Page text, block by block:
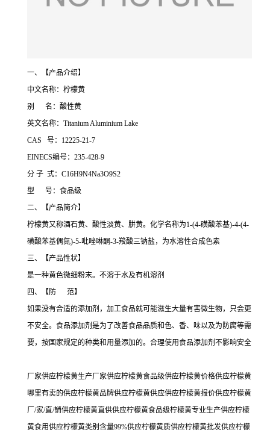
一、【产品介绍】
中文名称：柠檬黄
别 名：酸性黄
英文名称：Titanium Aluminium Lake
CAS 号：12225-21-7
EINECS编号：235-428-9
分 子 式：C16H9N4Na3O9S2
型 号：食品级
二、【产品简介】
柠檬黄又称酒石黄、酸性淡黄、肼黄。化学名称为1-(4-磺酸苯基)-4-(4-
磺酸苯基偶氮)-5-吡唑啉酮-3-羧酸三钠盐，为水溶性合成色素
三、【产品性状】
是一种黄色微细粉末。不溶于水及有机溶剂
四、【防 范】
如果没有合适的添加剂，加工食品就可能滋生大量有害微生物，只会更
不安全。食品添加剂是为了改善食品品质和色、香、味以及为防腐等需
要，按国家规定的种类和用量添加的。合理使用食品添加剂不影响安全
厂家供应柠檬黄生产厂家供应柠檬黄食品级供应柠檬黄价格供应柠檬黄
哪里有卖的供应柠檬黄品牌供应柠檬黄供应供应柠檬黄报价供应柠檬黄
厂/家/直/销供应柠檬黄直供供应柠檬黄食品级柠檬黄专业生产供应柠檬
黄食用供应柠檬黄类别含量99%供应柠檬黄质供应柠檬黄批发供应柠檬